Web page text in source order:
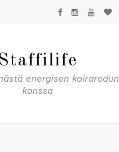
Staffilife
energisen koirarodun
kanssa